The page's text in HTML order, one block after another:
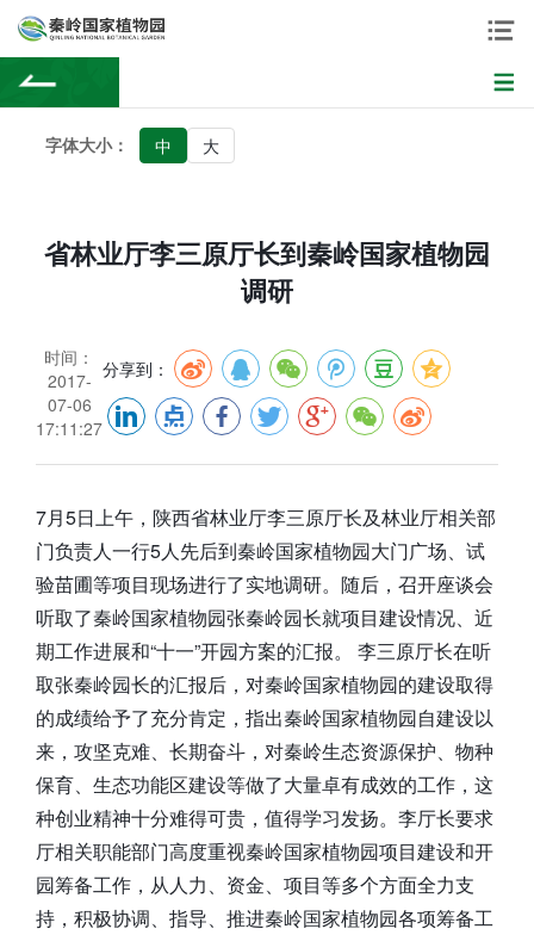
字体大小： 中 大
省林业厅李三原厅长到秦岭国家植物园
调研
时间：
2017-
07-06
17:11:27
分享到：
7月5日上午，陕西省林业厅李三原厅长及林业厅相关部
门负责人一行5人先后到秦岭国家植物园大门广场、试
验苗圃等项目现场进行了实地调研。随后，召开座谈会
听取了秦岭国家植物园张秦岭园长就项目建设情况、近
期工作进展和“十一”开园方案的汇报。 李三原厅长在听
取张秦岭园长的汇报后，对秦岭国家植物园的建设取得
的成绩给予了充分肯定，指出秦岭国家植物园自建设以
来，攻坚克难、长期奋斗，对秦岭生态资源保护、物种
保育、生态功能区建设等做了大量卓有成效的工作，这
种创业精神十分难得可贵，值得学习发扬。李厅长要求
厅相关职能部门高度重视秦岭国家植物园项目建设和开
园筹备工作，从人力、资金、项目等多个方面全力支
持，积极协调、指导、推进秦岭国家植物园各项筹备工